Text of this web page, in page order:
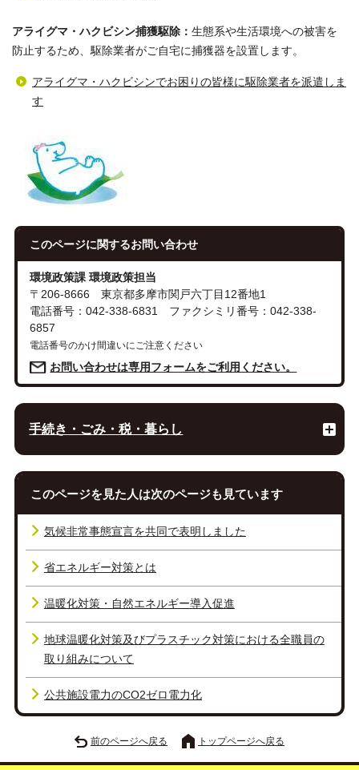
アライグマ・ハクビシン捕獲駆除： 生態系や生活環境への被害を
防止するため、駆除業者がご自宅に捕獲器を設置します。
アライグマ・ハクビシンでお困りの皆様に駆除業者を派遣しま
す
このページに関するお問い合わせ
環境政策課 環境政策担当
〒206-8666 東京都多摩市関戸六丁目12番地1
電話番号：042-338-6831 ファクシミリ番号：042-338-
6857
電話番号のかけ間違いにご注意ください
お問い合わせは専用フォームをご利用ください。
手続き・ごみ・税・暮らし
このページを見た人は次のページも見ています
気候非常事態宣言を共同で表明しました
省エネルギー対策とは
温暖化対策・自然エネルギー導入促進
地球温暖化対策及びプラスチック対策における全職員の
取り組みについて
公共施設電力のCO2ゼロ電力化
前のページへ戻る トップページへ戻る